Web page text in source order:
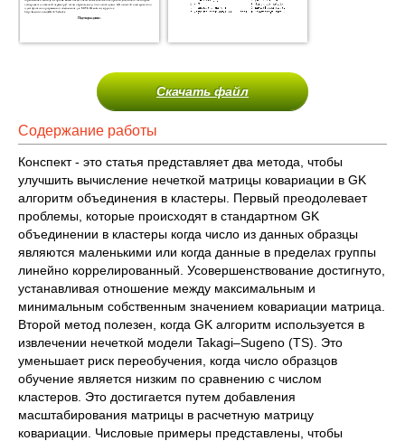
Скачать файл
Содержание работы
Конспект - это статья представляет два метода, чтобы
улучшить вычисление нечеткой матрицы ковариации в GK
алгоритм объединения в кластеры. Первый преодолевает
проблемы, которые происходят в стандартном GK
объединении в кластеры когда число из данных образцы
являются маленькими или когда данные в пределах группы
линейно коррелированный. Усовершенствование достигнуто,
устанавливая отношение между максимальным и
минимальным собственным значением ковариации матрица.
Второй метод полезен, когда GK алгоритм используется в
извлечении нечеткой модели Takagi–Sugeno (TS). Это
уменьшает риск переобучения, когда число образцов
обучение является низким по сравнению с числом
кластеров. Это достигается путем добавления
масштабирования матрицы в расчетную матрицу
ковариации. Числовые примеры представлены, чтобы